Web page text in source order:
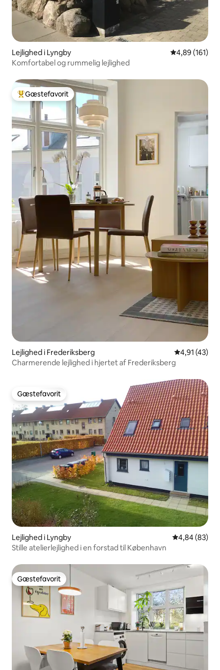
Lejlighed i Lyngby 4,89 ud af 5 i
4,89 (161)
Komfortabel og rummelig lejlighed
Bedste gæstefavorit
Gæstefavorit
Lejlighed i Frederiksberg 4,91 ud af 5
4,91 (43)
Charmerende lejlighed i hjertet af Frederiksberg
Gæstefavorit
Gæstefavorit
Lejlighed i Lyngby 4,84 ud af 5 i
4,84 (83)
Stille atelierlejlighed i en forstad til København
Gæstefavorit
Gæstefavorit